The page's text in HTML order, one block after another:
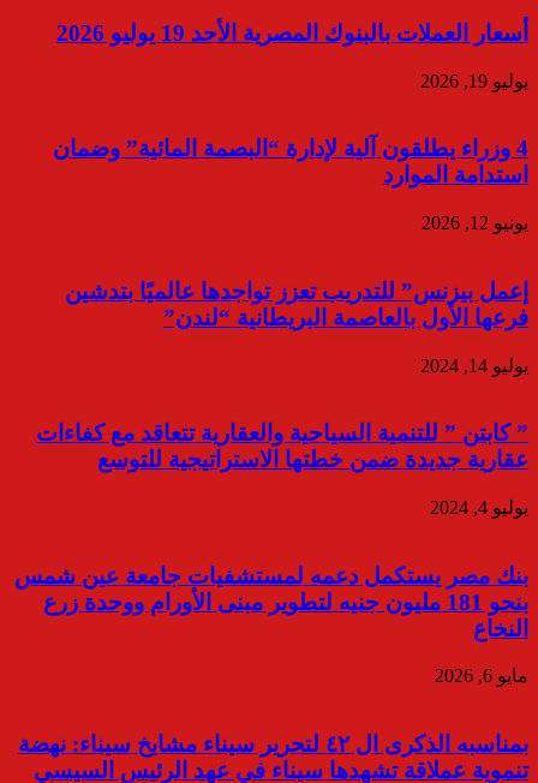
أسعار العملات بالبنوك المصرية الأحد 19 يوليو 2026
يوليو 19, 2026
4 وزراء يطلقون آلية لإدارة “البصمة المائية” وضمان
استدامة الموارد
يونيو 12, 2026
إعمل بيزنس” للتدريب تعزز تواجدها عالميًا بتدشين
فرعها الأول بالعاصمة البريطانية “لندن”
يوليو 14, 2024
” كابتن ” للتنمية السياحية والعقارية تتعاقد مع كفاءات
عقارية جديدة ضمن خطتها الاستراتيجية للتوسع
يوليو 4, 2024
بنك مصر يستكمل دعمه لمستشفيات جامعة عين شمس
بنحو 181 مليون جنيه لتطوير مبنى الأورام ووحدة زرع
النخاع
مايو 6, 2026
بمناسبه الذكرى ال ٤٢ لتحرير سيناء مشايخ سيناء: نهضة
تنموية عملاقة تشهدها سيناء في عهد الرئيس السيسي